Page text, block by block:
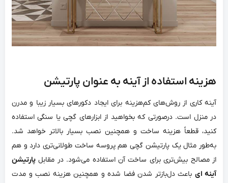
هزینه استفاده از آینه به عنوان پارتیشن
آینه کاری از روش‌های کم‌هزینه برای ایجاد دکورهای بسیار زیبا و مدرن
در منزل است. درصورتی‌ که بخواهید از ابزارهای گچی یا سنگی استفاده
کنید، قطعاً هزینه ساخت و همچنین نصب بسیار بالاتر خواهد شد.
به‌طور مثال یک پارتیشن گچی هم پروسه ساخت طولانی‌تری دارد و هم
از مصالح بیش‌تری برای ساخت آن استفاده می‌شود. در مقابل پارتیشن
آینه ای باعث دل‌بازتر شدن فضا شده و همچنین هزینه نصب و مدت